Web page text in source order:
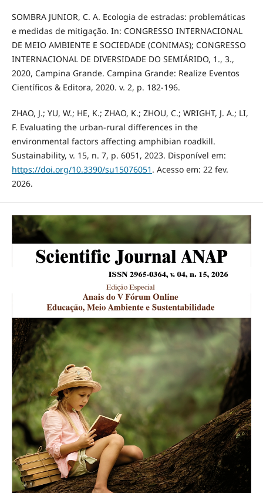
SOMBRA JUNIOR, C. A. Ecologia de estradas: problemáticas
e medidas de mitigação. In: CONGRESSO INTERNACIONAL
DE MEIO AMBIENTE E SOCIEDADE (CONIMAS); CONGRESSO
INTERNACIONAL DE DIVERSIDADE DO SEMIÁRIDO, 1., 3.,
2020, Campina Grande. Campina Grande: Realize Eventos
Científicos & Editora, 2020. v. 2, p. 182-196.
ZHAO, J.; YU, W.; HE, K.; ZHAO, K.; ZHOU, C.; WRIGHT, J. A.; LI,
F. Evaluating the urban-rural differences in the
environmental factors affecting amphibian roadkill.
Sustainability, v. 15, n. 7, p. 6051, 2023. Disponível em:
https://doi.org/10.3390/su15076051 . Acesso em: 22 fev.
2026.